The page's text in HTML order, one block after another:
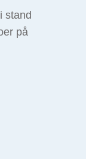
stand
på